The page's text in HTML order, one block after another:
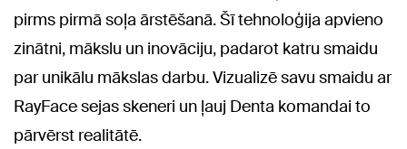
pirms pirmā soļa ārstēšanā. Šī tehnoloģija apvieno
zinātni, mākslu un inovāciju, padarot katru smaidu
par unikālu mākslas darbu. Vizualizē savu smaidu ar
RayFace sejas skeneri un ļauj Denta komandai to
pārvērst realitātē.